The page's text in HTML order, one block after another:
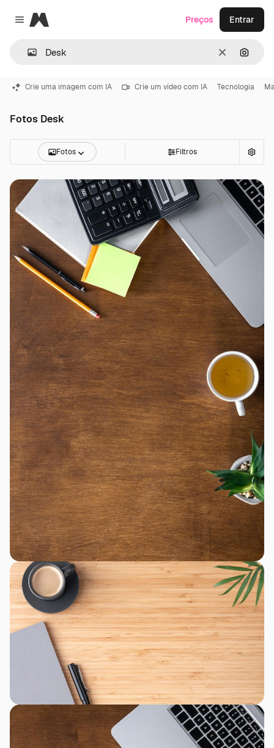
Close menu
Magnific
Limpar
Preços Entrar
Crie uma imagem com IA Crie um vídeo com IA Tecnologia
Fotos Desk
Fotos Filtros